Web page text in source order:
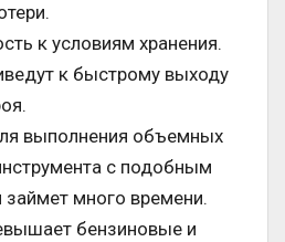
к условиям хранения.
к быстрому выходу
выполнения объемных
с подобным
много времени.
бензиновые и